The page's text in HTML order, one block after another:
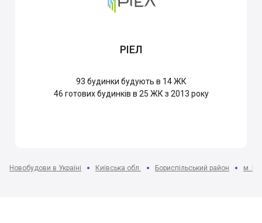
РІЕЛ
93 будинки будують в 14 ЖК
46 готових будинків в 25 ЖК з 2013 року
Новобудови в Україні Київська обл. Бориспільський район м.